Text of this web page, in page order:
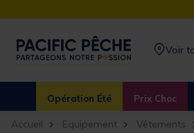
Voir
Opération Été Prix Choc
Accueil Equipement Vêtements